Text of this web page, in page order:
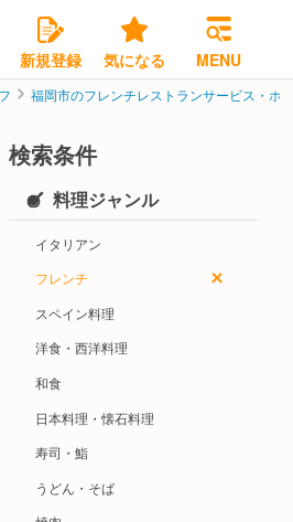
新規登録 気になる MENU
福岡市のフレンチレストランサービス・ホー
検索条件
料理ジャンル
イタリアン
フレンチ
スペイン料理
洋食・西洋料理
和食
日本料理・懐石料理
寿司・鮨
うどん・そば